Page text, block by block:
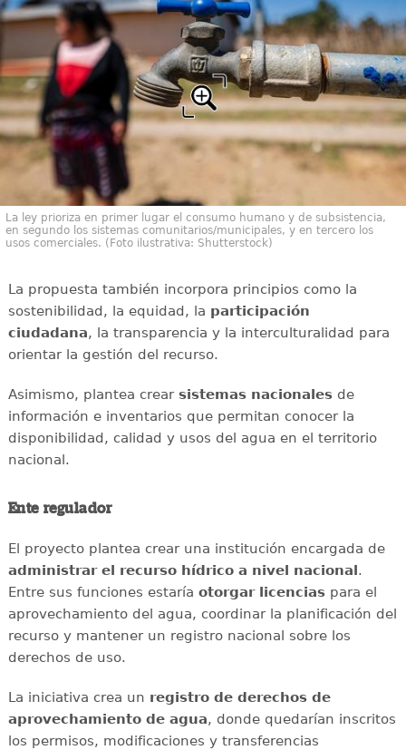
La ley prioriza en primer lugar el consumo humano y de subsistencia,
en segundo los sistemas comunitarios/municipales, y en tercero los
usos comerciales. (Foto ilustrativa: Shutterstock)
La propuesta también incorpora principios como la
sostenibilidad, la equidad, la participación
ciudadana, la transparencia y la interculturalidad para
orientar la gestión del recurso.
Asimismo, plantea crear sistemas nacionalesde
información e inventarios que permitan conocer la
disponibilidad, calidad y usos del agua en el territorio
nacional.
Ente regulador
El proyecto plantea crear una institución encargada de
administrar el recurso hídrico a nivel nacional.
Entre sus funciones estaría otorgar licenciaspara el
aprovechamiento del agua, coordinar la planificación del
recurso y mantener un registro nacional sobre los
derechos de uso.
La iniciativa crea un registro de derechos de
aprovechamiento de agua, donde quedarían inscritos
los permisos, modificaciones y transferencias